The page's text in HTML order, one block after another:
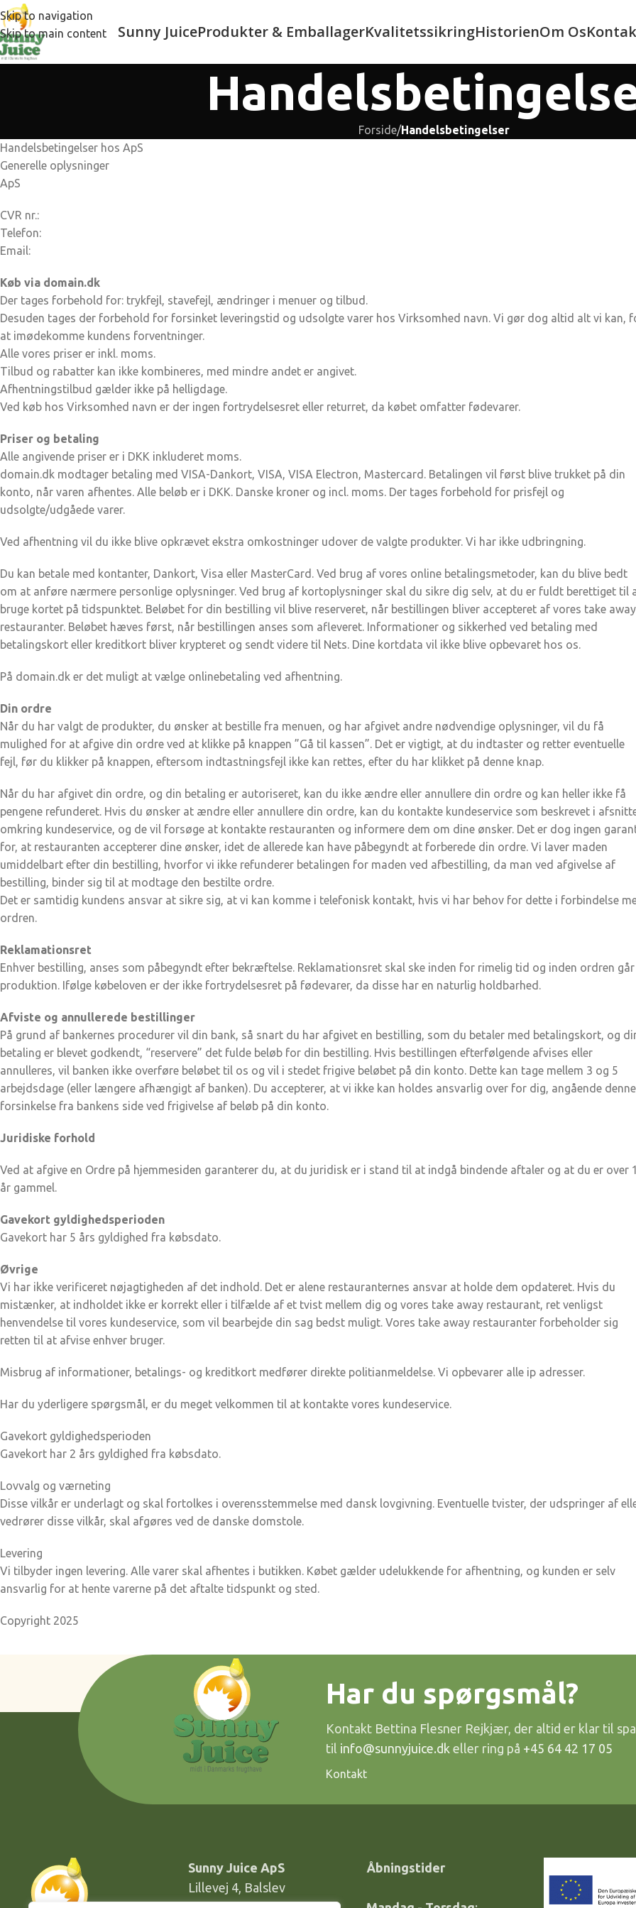
Skip to navigation
Skip to main content
Sunny JuiceProdukter & EmballagerKvalitetssikringHistorienOm Os
Forside/Handelsbetingelser
Handelsbetingelser hos ApS
Generelle oplysninger
ApS
CVR nr.:
Telefon:
Email:
Køb via domain.dk
Der tages forbehold for: trykfejl, stavefejl, ændringer i menuer og tilbud.
Desuden tages der forbehold for forsinket leveringstid og udsolgte varer hos Virksomhed navn. Vi gør dog altid alt vi kan,
at imødekomme kundens forventninger.
Alle vores priser er inkl. moms.
Tilbud og rabatter kan ikke kombineres, med mindre andet er angivet.
Afhentningstilbud gælder ikke på helligdage.
Ved køb hos Virksomhed navn er der ingen fortrydelsesret eller returret, da købet omfatter fødevarer.
Priser og betaling
Alle angivende priser er i DKK inkluderet moms.
domain.dk modtager betaling med VISA-Dankort, VISA, VISA Electron, Mastercard. Betalingen vil først blive trukket på din
konto, når varen afhentes. Alle beløb er i DKK. Danske kroner og incl. moms. Der tages forbehold for prisfejl og
udsolgte/udgåede varer.
Ved afhentning vil du ikke blive opkrævet ekstra omkostninger udover de valgte produkter. Vi har ikke udbringning.
Du kan betale med kontanter, Dankort, Visa eller MasterCard. Ved brug af vores online betalingsmetoder, kan du blive bedt
om at anføre nærmere personlige oplysninger. Ved brug af kortoplysninger skal du sikre dig selv, at du er fuldt berettiget til
bruge kortet på tidspunktet. Beløbet for din bestilling vil blive reserveret, når bestillingen bliver accepteret af vores take away
restauranter. Beløbet hæves først, når bestillingen anses som afleveret. Informationer og sikkerhed ved betaling med
betalingskort eller kreditkort bliver krypteret og sendt videre til Nets. Dine kortdata vil ikke blive opbevaret hos os.
På domain.dk er det muligt at vælge onlinebetaling ved afhentning.
Din ordre
Når du har valgt de produkter, du ønsker at bestille fra menuen, og har afgivet andre nødvendige oplysninger, vil du få
mulighed for at afgive din ordre ved at klikke på knappen ”Gå til kassen”. Det er vigtigt, at du indtaster og retter eventuelle
fejl, før du klikker på knappen, eftersom indtastningsfejl ikke kan rettes, efter du har klikket på denne knap.
Når du har afgivet din ordre, og din betaling er autoriseret, kan du ikke ændre eller annullere din ordre og kan heller ikke få
pengene refunderet. Hvis du ønsker at ændre eller annullere din ordre, kan du kontakte kundeservice som beskrevet i
omkring kundeservice, og de vil forsøge at kontakte restauranten og informere dem om dine ønsker. Det er dog ingen
for, at restauranten accepterer dine ønsker, idet de allerede kan have påbegyndt at forberede din ordre. Vi laver maden
umiddelbart efter din bestilling, hvorfor vi ikke refunderer betalingen for maden ved afbestilling, da man ved afgivelse af
bestilling, binder sig til at modtage den bestilte ordre.
Det er samtidig kundens ansvar at sikre sig, at vi kan komme i telefonisk kontakt, hvis vi har behov for dette i forbindelse
ordren.
Reklamationsret
Enhver bestilling, anses som påbegyndt efter bekræftelse. Reklamationsret skal ske inden for rimelig tid og inden ordren går
produktion. Ifølge købeloven er der ikke fortrydelsesret på fødevarer, da disse har en naturlig holdbarhed.
Afviste og annullerede bestillinger
På grund af bankernes procedurer vil din bank, så snart du har afgivet en bestilling, som du betaler med betalingskort, og
betaling er blevet godkendt, “reservere” det fulde beløb for din bestilling. Hvis bestillingen efterfølgende afvises eller
annulleres, vil banken ikke overføre beløbet til os og vil i stedet frigive beløbet på din konto. Dette kan tage mellem 3 og 5
arbejdsdage (eller længere afhængigt af banken). Du accepterer, at vi ikke kan holdes ansvarlig over for dig, angående denne
forsinkelse fra bankens side ved frigivelse af beløb på din konto.
Juridiske forhold
Ved at afgive en Ordre på hjemmesiden garanterer du, at du juridisk er i stand til at indgå bindende aftaler og at du er over
år gammel.
Gavekort gyldighedsperioden
Gavekort har 5 års gyldighed fra købsdato.
Øvrige
Vi har ikke verificeret nøjagtigheden af det indhold. Det er alene restauranternes ansvar at holde dem opdateret. Hvis du
mistænker, at indholdet ikke er korrekt eller i tilfælde af et tvist mellem dig og vores take away restaurant, ret venligst
henvendelse til vores kundeservice, som vil bearbejde din sag bedst muligt. Vores take away restauranter forbeholder sig
retten til at afvise enhver bruger.
Misbrug af informationer, betalings- og kreditkort medfører direkte politianmeldelse. Vi opbevarer alle ip adresser.
Har du yderligere spørgsmål, er du meget velkommen til at kontakte vores kundeservice.
Gavekort gyldighedsperioden
Gavekort har 2 års gyldighed fra købsdato.
Lovvalg og værneting
Disse vilkår er underlagt og skal fortolkes i overensstemmelse med dansk lovgivning. Eventuelle tvister, der udspringer af
vedrører disse vilkår, skal afgøres ved de danske domstole.
Levering
Vi tilbyder ingen levering. Alle varer skal afhentes i butikken. Købet gælder udelukkende for afhentning, og kunden er selv
ansvarlig for at hente varerne på det aftalte tidspunkt og sted.
Copyright 2025
Har du spørgsmål?
Kontakt Bettina Flesner Rejkjær, der altid er klar til
til info@sunnyjuice.dk eller ring på +45 64 42 17 05
Kontakt
Sunny Juice ApS
Lillevej 4, Balslev
Åbningstider